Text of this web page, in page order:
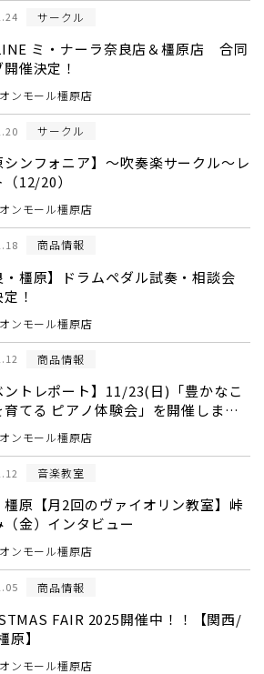
サークル
ミ・ナーラ奈良店＆橿原店 合同
催決定！
ンモール橿原店
サークル
シンフォニア】～吹奏楽サークル～レ
12/20）
ンモール橿原店
商品情報
・橿原】ドラムペダル試奏・相談会
！
ンモール橿原店
商品情報
ントレポート】11/23(日)「豊かなこ
育てる ピアノ体験会」を開催しまし
ンモール橿原店
音楽教室
橿原【月2回のヴァイオリン教室】峠
（金）インタビュー
ンモール橿原店
商品情報
FAIR 2025開催中！！【関西/
原】
ンモール橿原店